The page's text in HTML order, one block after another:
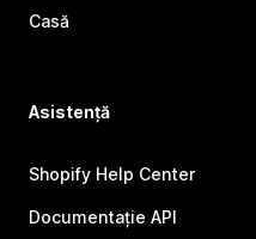
Casă
Asistență
Shopify Help Center
Documentație API